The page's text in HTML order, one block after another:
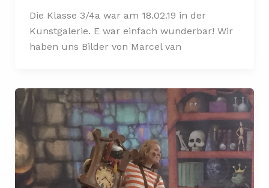
Die Klasse 3/4a war am 18.02.19 in der
Kunstgalerie. E war einfach wunderbar! Wir
haben uns Bilder von Marcel van